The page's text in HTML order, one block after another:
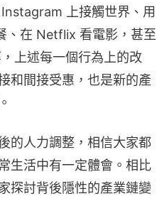
上接觸世界、用
、在 Netflix 看電影，甚至
上述每一個行為上的改
和間接受惠，也是新的產
的人力調整，相信大家都
生活中有一定體會。相比
探討背後隱性的產業鏈變